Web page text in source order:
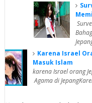
Karena Israel
Masuk Islam
karena Israel orang
Agama di